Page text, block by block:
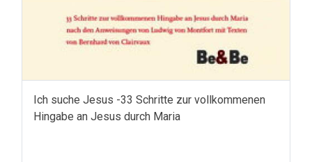
Ich suche Jesus -33 Schritte zur vollkommenen
Hingabe an Jesus durch Maria